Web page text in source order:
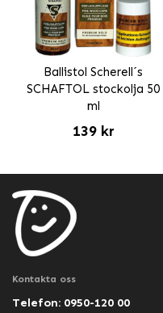
Ballistol Scherell´s
SCHAFTOL stockolja 50
ml
139 kr
Kontakta oss
Telefon: 0950-120 00